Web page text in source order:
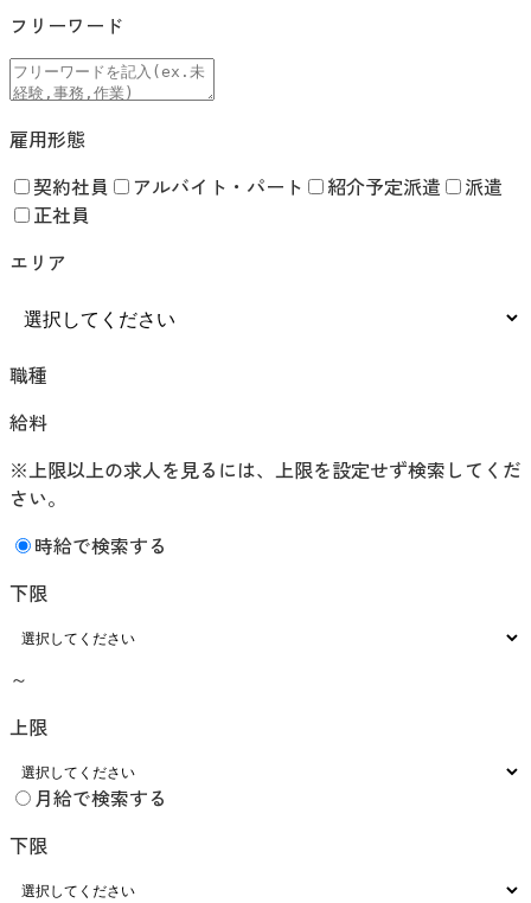
フリーワード
雇用形態
契約社員 アルバイト・パート 紹介予定派遣
派遣
正社員
エリア
職種
給料
※上限以上の求人を見るには、上限を設定せず検索してくだ
さい。
時給で検索する
下限
～
上限
月給で検索する
下限